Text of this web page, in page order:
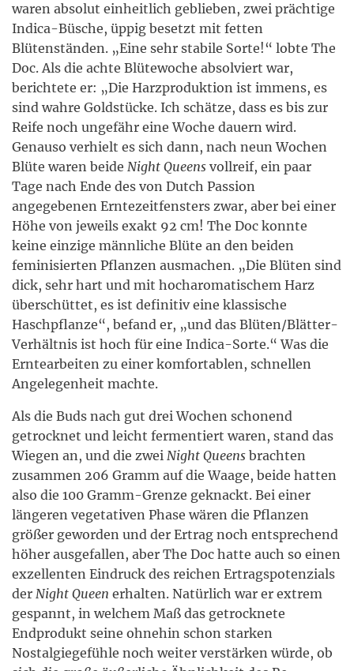
waren absolut einheitlich geblieben, zwei prächtige
Indica-Büsche, üppig besetzt mit fetten
Blütenständen. „Eine sehr stabile Sorte!“ lobte The
Doc. Als die achte Blütewoche absolviert war,
berichtete er: „Die Harzproduktion ist immens, es
sind wahre Goldstücke. Ich schätze, dass es bis zur
Reife noch ungefähr eine Woche dauern wird.
Genauso verhielt es sich dann, nach neun Wochen
Blüte waren beide Night Queens vollreif, ein paar
Tage nach Ende des von Dutch Passion
angegebenen Erntezeitfensters zwar, aber bei einer
Höhe von jeweils exakt 92 cm! The Doc konnte
keine einzige männliche Blüte an den beiden
feminisierten Pflanzen ausmachen. „Die Blüten sind
dick, sehr hart und mit hocharomatischem Harz
überschüttet, es ist definitiv eine klassische
Haschpflanze“, befand er, „und das Blüten/Blätter-
Verhältnis ist hoch für eine Indica-Sorte.“ Was die
Erntearbeiten zu einer komfortablen, schnellen
Angelegenheit machte.
Als die Buds nach gut drei Wochen schonend
getrocknet und leicht fermentiert waren, stand das
Wiegen an, und die zwei Night Queens brachten
zusammen 206 Gramm auf die Waage, beide hatten
also die 100 Gramm-Grenze geknackt. Bei einer
längeren vegetativen Phase wären die Pflanzen
größer geworden und der Ertrag noch entsprechend
höher ausgefallen, aber The Doc hatte auch so einen
exzellenten Eindruck des reichen Ertragspotenzials
der Night Queen erhalten. Natürlich war er extrem
gespannt, in welchem Maß das getrocknete
Endprodukt seine ohnehin schon starken
Nostalgiegefühle noch weiter verstärken würde, ob